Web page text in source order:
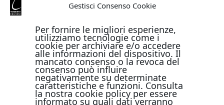
Gestisci Consenso Cookie
Per fornire le migliori esperienze,
utilizziamo tecnologie come i
cookie per archiviare e/o accedere
alle informazioni del dispositivo. Il
mancato consenso o la revoca del
consenso può influire
negativamente su determinate
caratteristiche e funzioni. Consulta
la nostra cookie policy per essere
informato su quali dati verranno
PAGAMENTI ONLINE CON